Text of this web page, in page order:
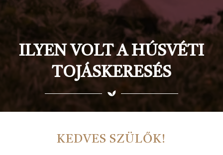
ILYEN VOLT A HÚSVÉTI
TOJÁSKERESÉS
KEDVES SZÜLŐK!